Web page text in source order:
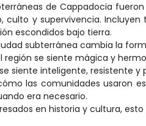
de Cappadocia
culto y supervivencia.
escondidos bajo tierra.
subterránea cambia la
región se siente mágica y
siente inteligente, resistente
las comunidades usaron
era necesario.
en historia y cultura,